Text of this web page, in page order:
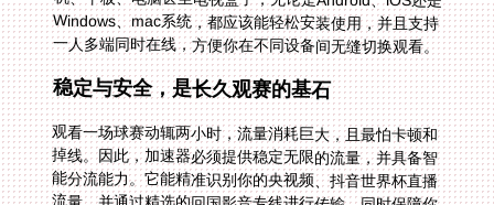
一人多端同时在线，方便你在不同设备间无缝切换观看。
稳定与安全，是长久观赛的基石
观看一场球赛动辄两小时，流量消耗巨大，且最怕卡顿和
掉线。因此，加速器必须提供稳定无限的流量，并具备智
能分流能力。它能精准识别你的央视频、抖音世界杯直播
流量，并通过精选的回国影音专线进行传输，同时保障你
其他网络活动的正常进行。独享的高带宽资源，是高清画
质不转圈的根本保证。此外，数据安全加密和专线传输技
术同样不可或缺，这确保了你的观看行为和个人数据安全